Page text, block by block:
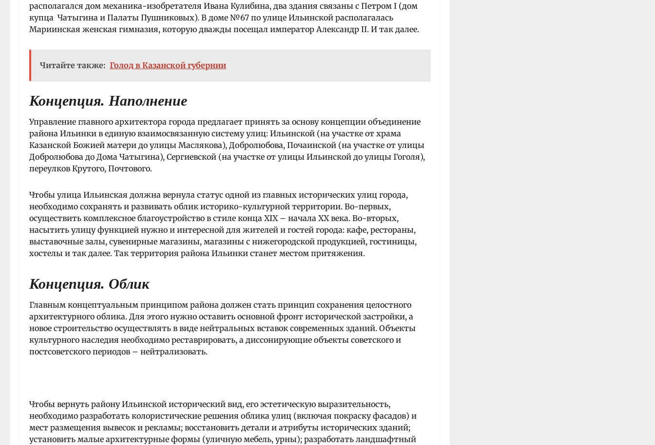
располагался дом механика-изобретателя Ивана Кулибина, два здания связаны с Петром I (дом
купца Чатыгина и Палаты Пушниковых). В доме №67 по улице Ильинской располагалась
Мариинская женская гимназия, которую дважды посещал император Александр II. И так далее.
Читайте также: Голод в Казанской губернии
Концепция. Наполнение
Управление главного архитектора города предлагает принять за основу концепции объединение
района Ильинки в единую взаимосвязанную систему улиц: Ильинской (на участке от храма
Казанской Божией матери до улицы Маслякова), Добролюбова, Почаинской (на участке от улицы
Добролюбова до Дома Чатыгина), Сергиевской (на участке от улицы Ильинской до улицы Гоголя),
переулков Крутого, Почтового.
Чтобы улица Ильинская должна вернула статус одной из главных исторических улиц города,
необходимо сохранять и развивать облик историко-культурной территории. Во-первых,
осуществить комплексное благоустройство в стиле конца XIX – начала XX века. Во-вторых,
насытить улицу функцией нужно и интересной для жителей и гостей города: кафе, рестораны,
выставочные залы, сувенирные магазины, магазины с нижегородской продукцией, гостиницы,
хостелы и так далее. Так территория района Ильинки станет местом притяжения.
Концепция. Облик
Главным концептуальным принципом района должен стать принцип сохранения целостного
архитектурного облика. Для этого нужно оставить основной фронт исторической застройки, а
новое строительство осуществлять в виде нейтральных вставок современных зданий. Объекты
культурного наследия необходимо реставрировать, а диссонирующие объекты советского и
постсоветского периодов – нейтрализовать.
Чтобы вернуть району Ильинской исторический вид, его эстетическую выразительность,
необходимо разработать колористические решения облика улиц (включая покраску фасадов) и
мест размещения вывесок и рекламы; восстановить детали и атрибуты исторических зданий;
установить малые архитектурные формы (уличную мебель, урны); разработать ландшафтный